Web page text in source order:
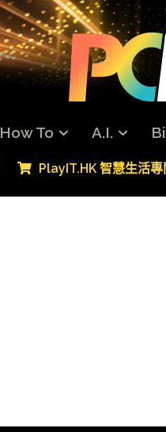
How To A.I.
PlayIT.HK 智慧生活專